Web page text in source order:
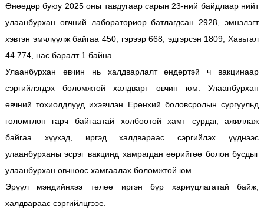
Өнөөдөр буюу 2025 оны тавдугаар сарын 23-ний байдлаар нийт
улаанбурхан өвчний лабораториор батлагдсан 2928, эмнэлэгт
хэвтэн эмчлүүлж байгаа 450, гэрээр 668, эдгэрсэн 1809, Хавьтал
44 774, нас баралт 1 байна.
Улаанбурхан өвчин нь халдварлалт өндөртэй ч вакцинаар
сэргийлэгдэх боломжтой халдварт өвчин юм. Улаанбурхан
өвчний тохиолдлууд ихэвчлэн Ерөнхий боловсролын сургуульд
голомтлон гарч байгаатай холбоотой хамт сурдаг, ажиллаж
байгаа хүүхэд, иргэд халдвараас сэргийлэх үүднээс
улаанбурханы эсрэг вакцинд хамрагдан өөрийгөө болон бусдыг
улаанбурхан өвчнөөс хамгаалах боломжтой юм.
Эрүүл мэндийнхээ төлөө иргэн бүр хариуцлагатай байж,
халдвараас сэргийлцгээе.